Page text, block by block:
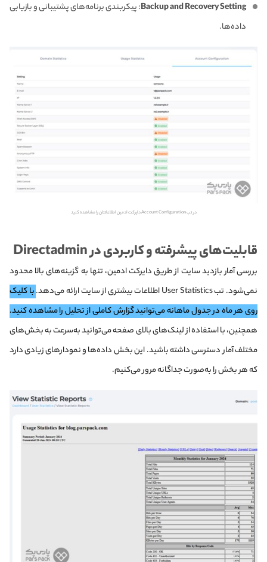
Backup and Recovery Setting: پیکربندی برنامه‌های پشتیبانی و بازیابی
داده‌ها.
در تب Account Configuration دایرکت ادمین اطلاعاتتان را مشاهده کنید
قابلیت‌های پیشرفته و کاربردی در Directadmin
بررسی آمار بازدید سایت از طریق دایرکت ادمین، تنها به گزینه‌های بالا محدود
نمی‌شود. تب User Statistics اطلاعات بیشتری از سایت ارائه می‌دهد.
با کلیک
روی هر ماه در جدول ماهانه می‌توانید گزارش کاملی از تحلیل را مشاهده کنید.
همچنین، با استفاده از لینک‌های بالای صفحه می‌توانید به‌سرعت به بخش‌های
مختلف آمار دسترسی داشته باشید. این بخش داده‌ها و نمودارهای زیادی دارد
که هر بخش را به‌صورت جداگانه مرور می‌کنیم.